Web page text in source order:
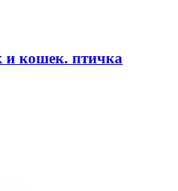
кошек. птичка